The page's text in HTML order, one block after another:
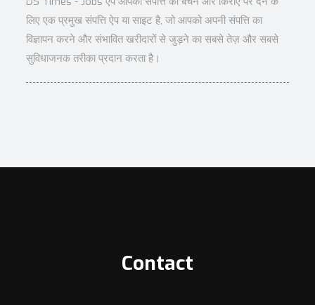
लिए एक प्रमुख संपत्ति ऐप या साइट है, जो आपको अपनी संपत्ति का
विज्ञापन करने और संभावित खरीदारों से जुड़ने का सबसे तेज़ और सबसे
सुविधाजनक तरीका प्रदान करता है।
Contact